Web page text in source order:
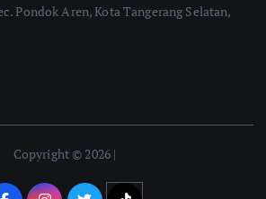
Pondok Aren, Kota Tangerang Selatan,
Copyright © 2026 |